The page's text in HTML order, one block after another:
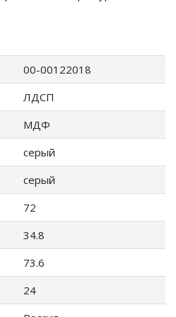
00-00122018
ЛДСП
МДФ
серый
серый
72
34.8
73.6
24